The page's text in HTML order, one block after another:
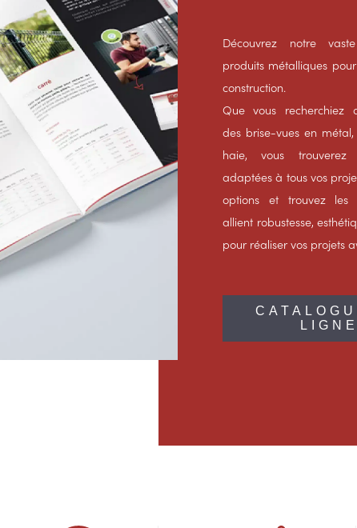
Découvrez notre
produits métalliques
construction.
Que vous recherchiez
des brise-vues en
haie, vous trouverez
adaptées à tous vos
options et trouvez les
allient robustesse,
pour réaliser vos projets
LIGNE